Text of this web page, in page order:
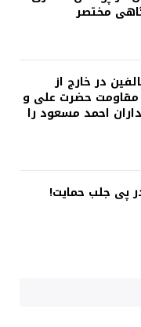
مختصر
در خارج از
مقاومت حضرت علی و
احمد مسعود را
پی جلب حمایت!